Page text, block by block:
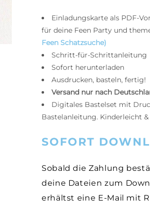
Einladungskarte als PDF-
für deine Feen Party und
Feen Schatzsuche)
Schritt-für-Schrittanleitung
Sofort herunterladen
Ausdrucken, basteln, fertig!
Versand nur nach
Digitales Bastelset mit
Bastelanleitung. Kinderleicht
SOFORT
Sobald die Zahlung
deine Dateien zum
erhältst eine E-Mail mit